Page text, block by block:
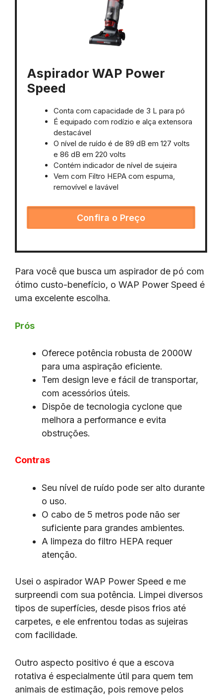
Aspirador WAP Power
Speed
Conta com capacidade de 3 L para pó
É equipado com rodízio e alça extensora
destacável
O nível de ruído é de 89 dB em 127 volts
e 86 dB em 220 volts
Contém indicador de nível de sujeira
Vem com Filtro HEPA com espuma,
removível e lavável
Confira o Preço
Para você que busca um aspirador de pó com
ótimo custo-benefício, o WAP Power Speed é
uma excelente escolha.
Prós
Oferece potência robusta de 2000W
para uma aspiração eficiente.
Tem design leve e fácil de transportar,
com acessórios úteis.
Dispõe de tecnologia cyclone que
melhora a performance e evita
obstruções.
Contras
Seu nível de ruído pode ser alto durante
o uso.
O cabo de 5 metros pode não ser
suficiente para grandes ambientes.
A limpeza do filtro HEPA requer
atenção.
Usei o aspirador WAP Power Speed e me
surpreendi com sua potência. Limpei diversos
tipos de superfícies, desde pisos frios até
carpetes, e ele enfrentou todas as sujeiras
com facilidade.
Outro aspecto positivo é que a escova
rotativa é especialmente útil para quem tem
animais de estimação, pois remove pelos